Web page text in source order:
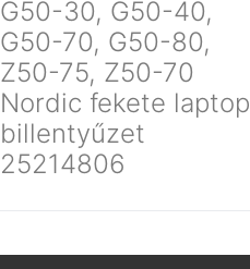
G50-30, G50-40,
G50-70, G50-80,
Z50-75, Z50-70
Nordic fekete laptop
billentyűzet
25214806